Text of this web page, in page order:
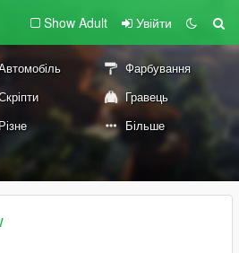
Show Adult Увійти
Фарбування
Гравець
Різне Більше